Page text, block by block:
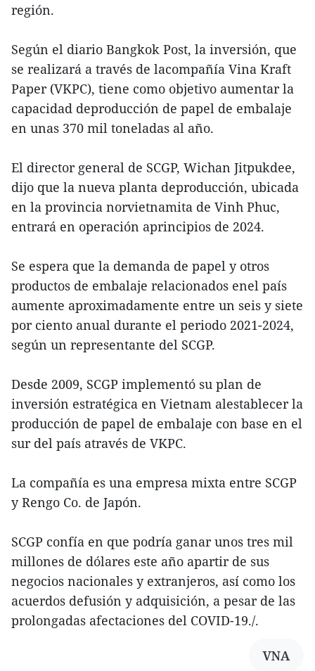
región.
Según el diario Bangkok Post, la inversión, que
se realizará a través de lacompañía Vina Kraft
Paper (VKPC), tiene como objetivo aumentar la
capacidad deproducción de papel de embalaje
en unas 370 mil toneladas al año.
El director general de SCGP, Wichan Jitpukdee,
dijo que la nueva planta deproducción, ubicada
en la provincia norvietnamita de Vinh Phuc,
entrará en operación aprincipios de 2024.
Se espera que la demanda de papel y otros
productos de embalaje relacionados enel país
aumente aproximadamente entre un seis y siete
por ciento anual durante el periodo 2021-2024,
según un representante del SCGP.
Desde 2009, SCGP implementó su plan de
inversión estratégica en Vietnam alestablecer la
producción de papel de embalaje con base en el
sur del país através de VKPC.
La compañía es una empresa mixta entre SCGP
y Rengo Co. de Japón.
SCGP confía en que podría ganar unos tres mil
millones de dólares este año apartir de sus
negocios nacionales y extranjeros, así como los
acuerdos defusión y adquisición, a pesar de las
prolongadas afectaciones del COVID-19./.
VNA